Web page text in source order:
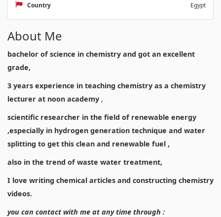
Country Egypt
About Me
bachelor of science in chemistry and got an excellent
grade,
3 years experience in teaching chemistry as a chemistry
lecturer at noon academy ,
scientific researcher in the field of renewable energy
,especially in hydrogen generation technique and water
splitting to get this clean and renewable fuel ,
also in the trend of waste water treatment,
I love writing chemical articles and constructing chemistry
videos.
you can contact with me at any time through :